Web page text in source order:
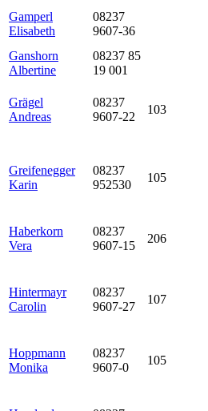
Gamperl
Elisabeth
08237
9607-36
Ganshorn
Albertine
08237 85
19 001
Grägel
Andreas
08237
9607-22
103
Greifenegger
Karin
08237
952530
105
Haberkorn
Vera
08237
9607-15
206
Hintermayr
Carolin
08237
9607-27
107
Hoppmann
Monika
08237
9607-0
105